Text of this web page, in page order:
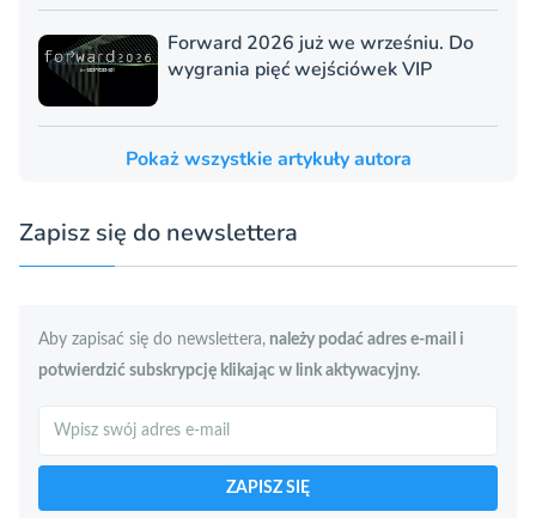
Forward 2026 już we wrześniu. Do
wygrania pięć wejściówek VIP
Pokaż wszystkie artykuły autora
Zapisz się do newslettera
Aby zapisać się do newslettera, należy podać adres e-mail i
potwierdzić subskrypcję klikając w link aktywacyjny.
Szukaj
ZAPISZ SIĘ